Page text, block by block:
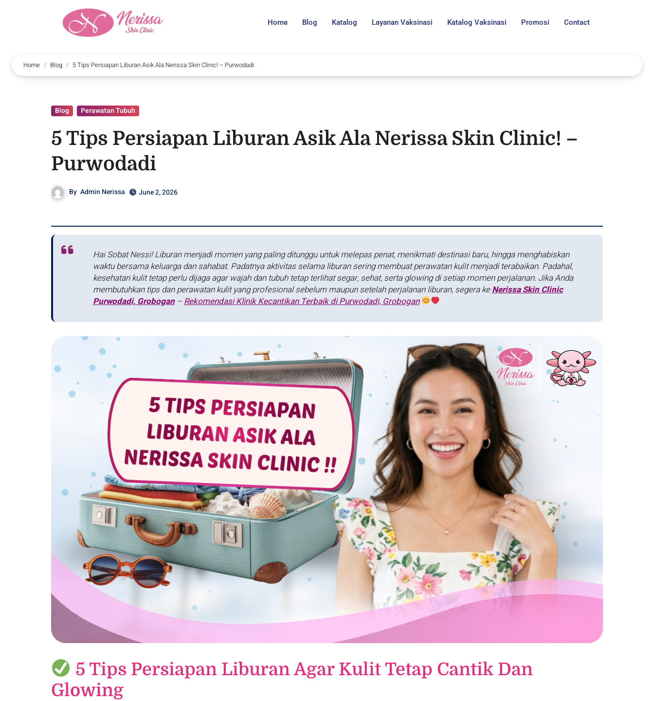
Home Blog Katalog Layanan Vaksinasi Katalog Vaksinasi Promosi Contact
Home Blog 5 Tips Persiapan Liburan Asik Ala Nerissa Skin Clinic! – Purwodadi
Blog Perawatan Tubuh
5 Tips Persiapan Liburan Asik Ala Nerissa Skin Clinic! –
Purwodadi
By Admin Nerissa June 2, 2026
Hai Sobat Nessi! Liburan menjadi momen yang paling ditunggu untuk melepas penat, menikmati destinasi baru, hingga menghabiskan
waktu bersama keluarga dan sahabat. Padatnya aktivitas selama liburan sering membuat perawatan kulit menjadi terabaikan. Padahal,
kesehatan kulit tetap perlu dijaga agar wajah dan tubuh tetap terlihat segar, sehat, serta glowing di setiap momen perjalanan. Jika Anda
membutuhkan tips dan perawatan kulit yang profesional sebelum maupun setelah perjalanan liburan, segera keNerissa Skin Clinic
Purwodadi, Grobogan– Rekomendasi Klinik Kecantikan Terbaik di Purwodadi, Grobogan
5 Tips Persiapan Liburan Agar Kulit Tetap Cantik Dan
Glowing